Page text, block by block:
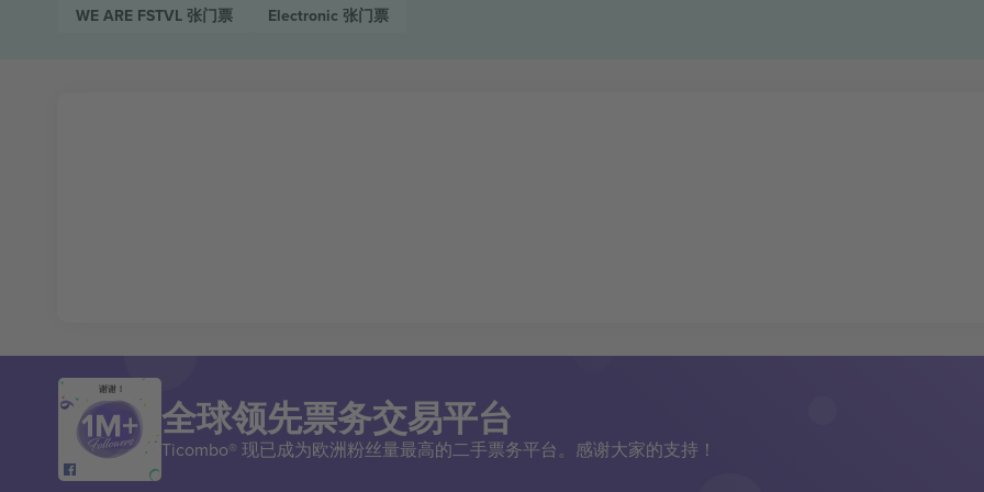
WE ARE FSTVL 张门票 Electronic 张门票
谢谢！
全球领先票务交易平台
Ticombo® 现已成为欧洲粉丝量最高的二手票务平台。感谢大家的支持！